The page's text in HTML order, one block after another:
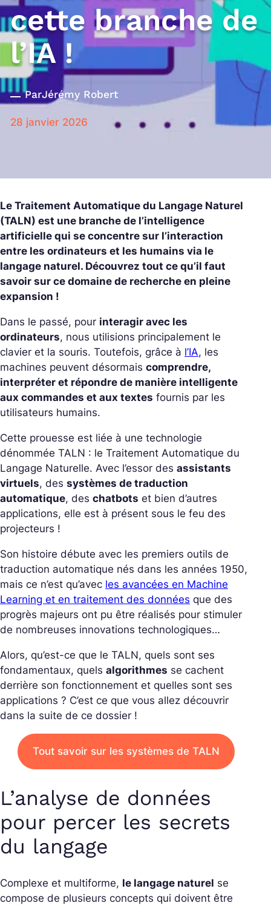
cette branche de
l’IA !
ParJérémy Robert
28 janvier 2026
Le Traitement Automatique du Langage Naturel
(TALN) est une branche de l’intelligence
artificielle qui se concentre sur l’interaction
entre les ordinateurs et les humains via le
langage naturel. Découvrez tout ce qu’il faut
savoir sur ce domaine de recherche en pleine
expansion !
Dans le passé, pour interagir avec les
ordinateurs, nous utilisions principalement le
clavier et la souris. Toutefois, grâce à l’IA, les
machines peuvent désormais comprendre,
interpréter et répondre de manière intelligente
aux commandes et aux textes fournis par les
utilisateurs humains.
Cette prouesse est liée à une technologie
dénommée TALN : le Traitement Automatique du
Langage Naturelle. Avec l’essor des assistants
virtuels, des systèmes de traduction
automatique, des chatbots et bien d’autres
applications, elle est à présent sous le feu des
projecteurs !
Son histoire débute avec les premiers outils de
traduction automatique nés dans les années 1950,
mais ce n’est qu’avec les avancées en Machine
Learning et en traitement des données que des
progrès majeurs ont pu être réalisés pour stimuler
de nombreuses innovations technologiques…
Alors, qu’est-ce que le TALN, quels sont ses
fondamentaux, quels algorithmes se cachent
derrière son fonctionnement et quelles sont ses
applications ? C’est ce que vous allez découvrir
dans la suite de ce dossier !
Tout savoir sur les systèmes de TALN
L’analyse de données
pour percer les secrets
du langage
Complexe et multiforme, le langage naturel se
compose de plusieurs concepts qui doivent être